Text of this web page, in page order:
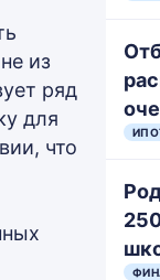
из
ряд
для
что